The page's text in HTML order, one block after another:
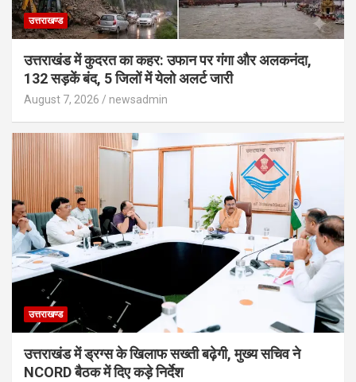
उत्तराखण्ड
उत्तराखंड में कुदरत का कहर: उफान पर गंगा और अलकनंदा,
132 सड़कें बंद, 5 जिलों में येलो अलर्ट जारी
August 7, 2026 newsadmin
उत्तराखण्ड
उत्तराखंड में ड्रग्स के खिलाफ सख्ती बढ़ेगी, मुख्य सचिव ने
NCORD बैठक में दिए कड़े निर्देश